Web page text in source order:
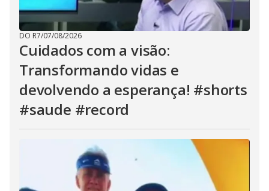
DO R7/07/08/2026
Cuidados com a visão:
Transformando vidas e
devolvendo a esperança! #shorts
#saude #record